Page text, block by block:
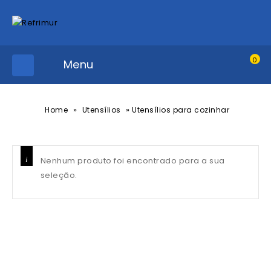
Menu 0
Home » Utensílios » Utensílios para cozinhar
Nenhum produto foi encontrado para a sua
seleção.